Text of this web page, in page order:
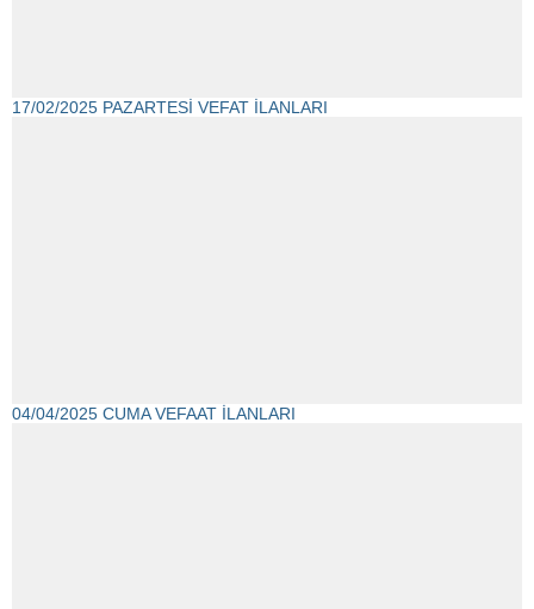
17/02/2025 PAZARTESİ VEFAT İLANLARI
04/04/2025 CUMA VEFAAT İLANLARI